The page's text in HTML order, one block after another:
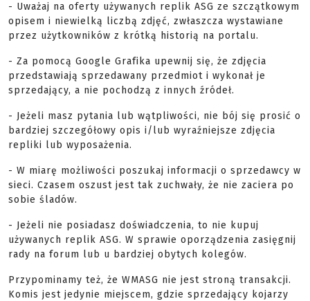
- Uważaj na oferty używanych replik ASG ze szczątkowym
opisem i niewielką liczbą zdjęć, zwłaszcza wystawiane
przez użytkowników z krótką historią na portalu.
- Za pomocą Google Grafika upewnij się, że zdjęcia
przedstawiają sprzedawany przedmiot i wykonał je
sprzedający, a nie pochodzą z innych źródeł.
- Jeżeli masz pytania lub wątpliwości, nie bój się prosić o
bardziej szczegółowy opis i/lub wyraźniejsze zdjęcia
repliki lub wyposażenia.
- W miarę możliwości poszukaj informacji o sprzedawcy w
sieci. Czasem oszust jest tak zuchwały, że nie zaciera po
sobie śladów.
- Jeżeli nie posiadasz doświadczenia, to nie kupuj
używanych replik ASG. W sprawie oporządzenia zasięgnij
rady na forum lub u bardziej obytych kolegów.
Przypominamy też, że WMASG nie jest stroną transakcji.
Komis jest jedynie miejscem, gdzie sprzedający kojarzy